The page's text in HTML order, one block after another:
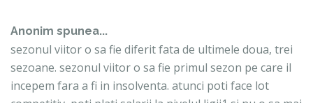
Anonim spunea...
sezonul viitor o sa fie diferit fata de ultimele doua, trei
sezoane. sezonul viitor o sa fie primul sezon pe care il
incepem fara a fi in insolventa. atunci poti face lot